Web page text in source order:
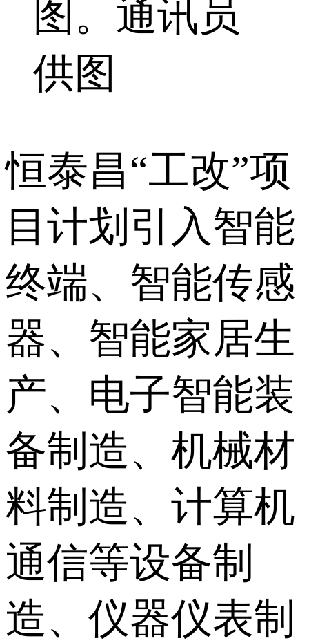
图。通讯员
供图
恒泰昌“工改”项
目计划引入智能
终端、智能传感
器、智能家居生
产、电子智能装
备制造、机械材
料制造、计算机
通信等设备制
造、仪器仪表制